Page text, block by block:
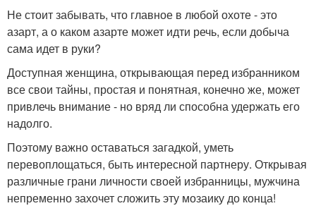
Не стоит забывать, что главное в любой охоте - это
азарт, а о каком азарте может идти речь, если добыча
сама идет в руки?
Доступная женщина, открывающая перед избранником
все свои тайны, простая и понятная, конечно же, может
привлечь внимание - но вряд ли способна удержать его
надолго.
Поэтому важно оставаться загадкой, уметь
перевоплощаться, быть интересной партнеру. Открывая
различные грани личности своей избранницы, мужчина
непременно захочет сложить эту мозаику до конца!